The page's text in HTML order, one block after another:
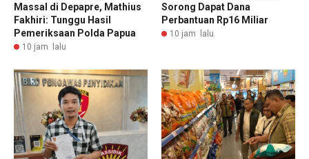
Massal di Depapre, Mathius
Fakhiri: Tunggu Hasil
Pemeriksaan Polda Papua
10 jam lalu
Sorong Dapat Dana
Perbantuan Rp16 Miliar
10 jam lalu